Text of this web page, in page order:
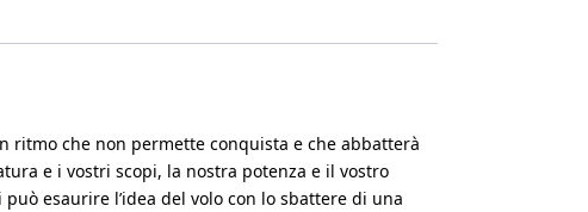
ritmo che non permette conquista e che abbatterà
e i vostri scopi, la nostra potenza e il vostro
esaurire l’idea del volo con lo sbattere di una